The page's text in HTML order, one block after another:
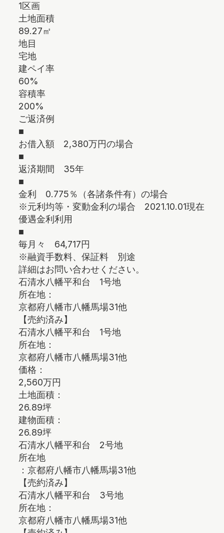
1区画
土地面積
89.27㎡
地目
宅地
建ペイ率
60%
容積率
200%
ご返済例
■
お借入額 2,380万円の場合
■
返済期間 35年
■
金利 0.775％（各諸条件有）の場合
※元利均等・変動金利の場合 2021.10.01現在
優遇金利利用
■
毎月々 64,717円
※融資手数料、保証料 別途
詳細はお問い合わせください。
石清水八幡平和台 1号地
所在地：
京都府八幡市八幡馬場31他
【売約済み】
石清水八幡平和台 1号地
所在地：
京都府八幡市八幡馬場31他
価格：
2,560万円
土地面積：
26.89坪
建物面積：
26.89坪
石清水八幡平和台 2号地
所在地
：京都府八幡市八幡馬場31他
【売約済み】
石清水八幡平和台 3号地
所在地：
京都府八幡市八幡馬場31他